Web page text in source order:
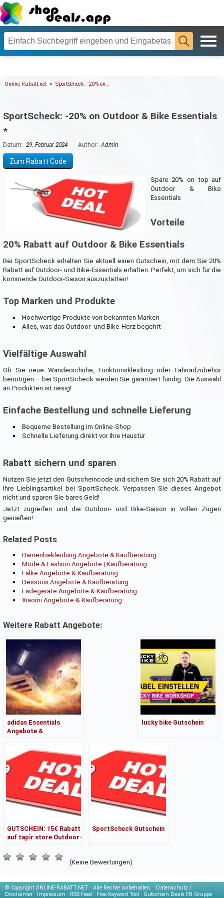
Online-Rabatt.net » SportScheck: -20% on…
SportScheck: -20% on Outdoor & Bike Essentials
*
Datum: 29. Februar 2024- Author:Admin
Zum Rabatt Code
Spare 20% on top auf
Outdoor & Bike
Essentials
Vorteile
20% Rabatt auf Outdoor & Bike Essentials
Bei SportScheck erhalten Sie aktuell einen Gutschein, mit dem Sie 20%
Rabatt auf Outdoor- und Bike-Essentials erhalten. Perfekt, um sich für die
kommende Outdoor-Saison auszustatten!
Top Marken und Produkte
Hochwertige Produkte von bekannten Marken
Alles, was das Outdoor- und Bike-Herz begehrt
Vielfältige Auswahl
Ob Sie neue Wanderschuhe, Funktionskleidung oder Fahrradzubehör
benötigen – bei SportScheck werden Sie garantiert fündig. Die Auswahl
an Produkten ist riesig!
Einfache Bestellung und schnelle Lieferung
Bequeme Bestellung im Online-Shop
Schnelle Lieferung direkt vor Ihre Haustür
Rabatt sichern und sparen
Nutzen Sie jetzt den Gutscheincode und sichern Sie sich 20% Rabatt auf
Ihre Lieblingsartikel bei SportScheck. Verpassen Sie dieses Angebot
nicht und sparen Sie bares Geld!
Jetzt zugreifen und die Outdoor- und Bike-Saison in vollen Zügen
genießen!
Related Posts
Damenbekleidung Angebote & Kaufberatung
Mode & Fashion Angebote | Kaufberatung
Falke Angebote & Kaufberatung
Dessous Angebote & Kaufberatung
Ladegeräte Angebote & Kaufberatung
Xiaomi Angebote & Kaufberatung
Weitere Rabatt Angebote:
adidas Essentials
Angebote &
lucky bike Gutschein
GUTSCHEIN: 15€ Rabatt
auf tapir store Outdoor-
SportScheck Gutschein
(Keine Bewertungen)
© Copyright ONLINE-RABATT.NET · Alle Rechte vorbehalten. · Datenschutz /
Disclaimer · Impressum · RSS Feed · Free Keyword Tool · Gutschein Deals FB Gruppe